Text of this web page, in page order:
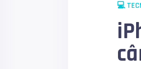
💻